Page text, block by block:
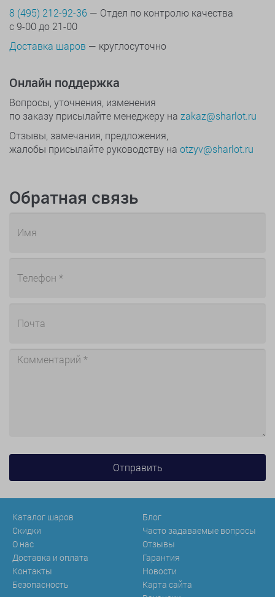
8 (495) 212-92-36 — Отдел по контролю качества
с 9-00 до 21-00
Доставка шаров — круглосуточно
Онлайн поддержка
Вопросы, уточнения, изменения
по заказу присылайте менеджеру на zakaz@sharlot.ru
Отзывы, замечания, предложения,
жалобы присылайте руководству на otzyv@sharlot.ru
Обратная связь
Каталог шаров
Скидки
О нас
Доставка и оплата
Контакты
Безопасность
Блог
Часто задаваемые вопросы
Отзывы
Гарантия
Новости
Карта сайта